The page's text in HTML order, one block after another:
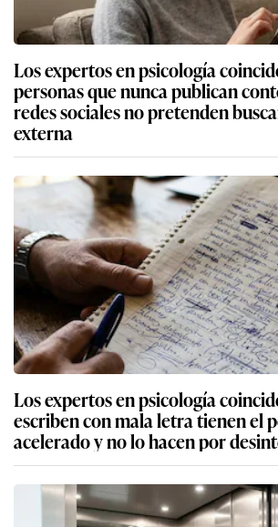
Los expertos en psicología
personas que nunca publican
redes sociales no pretenden
externa
Los expertos en psicología
escriben con mala letra tienen el
acelerado y no lo hacen por